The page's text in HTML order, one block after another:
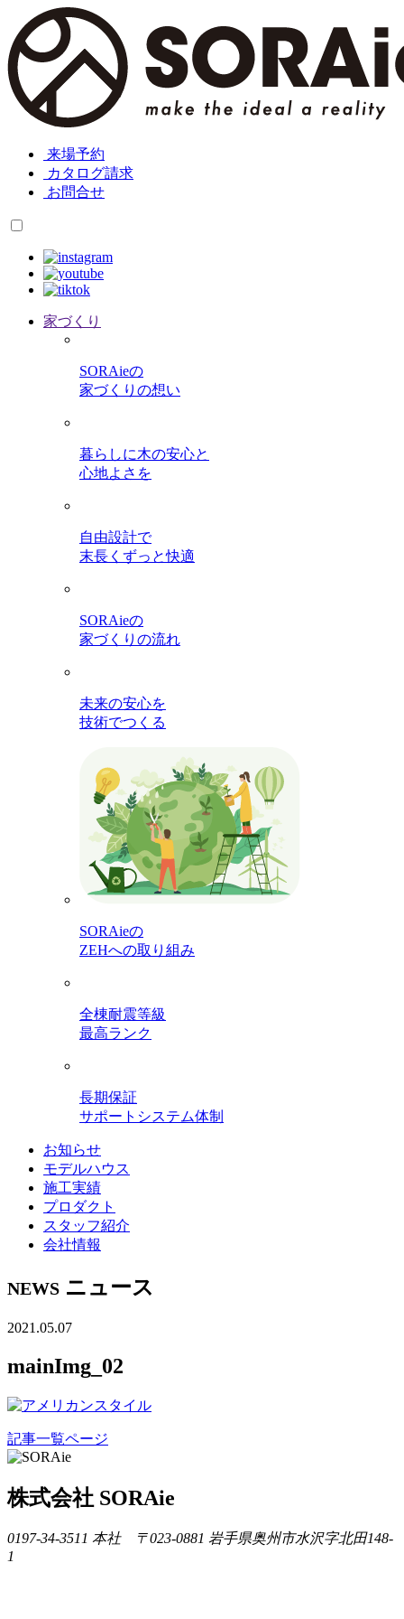
来場予約
カタログ請求
お問合せ
家づくり
SORAieの
家づくりの想い
暮らしに木の安心と
心地よさを
自由設計で
末長くずっと快適
SORAieの
家づくりの流れ
未来の安心を
技術でつくる
SORAieの
ZEHへの取り組み
全棟耐震等級
最高ランク
長期保証
サポートシステム体制
お知らせ
モデルハウス
施工実績
プロダクト
スタッフ紹介
会社情報
NEWS ニュース
2021.05.07
mainImg_02
記事一覧ページ
株式会社 SORAie
0197-34-3511 本社 〒023-0881 岩手県奥州市水沢字北田148-
1